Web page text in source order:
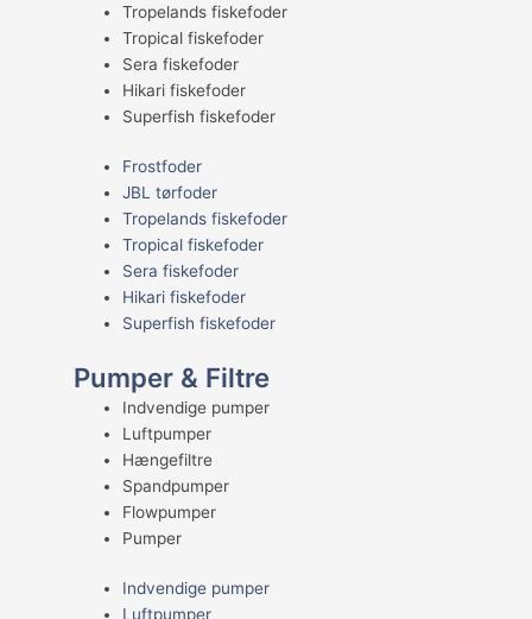
Tropelands fiskefoder
Tropical fiskefoder
Sera fiskefoder
Hikari fiskefoder
Superfish fiskefoder
Frostfoder
JBL tørfoder
Tropelands fiskefoder
Tropical fiskefoder
Sera fiskefoder
Hikari fiskefoder
Superfish fiskefoder
Pumper & Filtre
Indvendige pumper
Luftpumper
Hængefiltre
Spandpumper
Flowpumper
Pumper
Indvendige pumper
Luftpumper